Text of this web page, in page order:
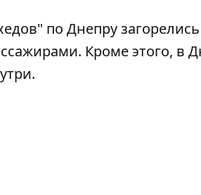
по Днепру
. Кроме этого, в
.